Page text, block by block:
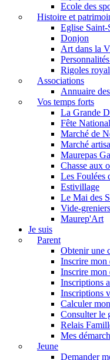
Ecole des
Histoire et
Eglise Saint-
Donjon
Art dans la
Rigoles
Associations
Annuaire
Vos temps forts
La Grande
Fête
Marché de
Marché
Maurepas
Chasse aux
Les Foulées
Estivillage
Le Mai des
Vide-greniers
Maurep'Art
Je suis
Parent
Obtenir une
Inscrire mon
Inscrire mon
Inscriptions
Inscriptions
Calculer
Consulter le
Relais
Mes
Jeune
Demander